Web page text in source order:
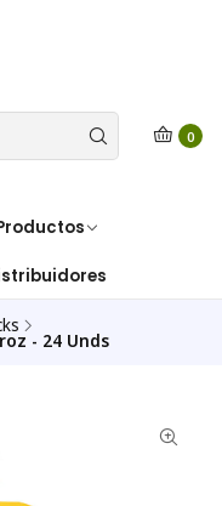
0
- 24 Unds